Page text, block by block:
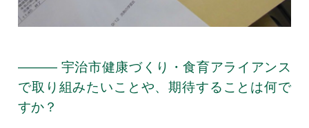
――― 宇治市健康づくり・食育アライアンス
で取り組みたいことや、期待することは何で
すか？